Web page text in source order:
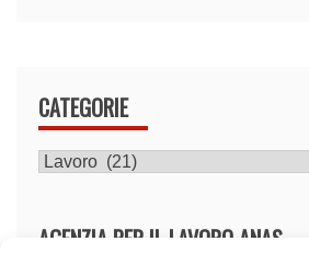
CATEGORIE
CATEGORIE
AGENZIA PER IL LAVORO ANAS